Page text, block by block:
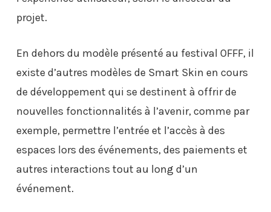
projet.
En dehors du modèle présenté au festival OFFF, il
existe d’autres modèles de Smart Skin en cours
de développement qui se destinent à offrir de
nouvelles fonctionnalités à l’avenir, comme par
exemple, permettre l’entrée et l’accès à des
espaces lors des événements, des paiements et
autres interactions tout au long d’un
événement.